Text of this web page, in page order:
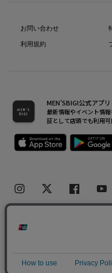
お問い合わせ
利用規約
MEN’SBIGI公式アプリ
最新情報やイベント情
証として店頭でも利用